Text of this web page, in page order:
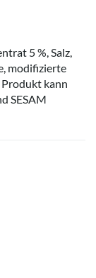
5 %, Salz,
modifizierte
kann
SESAM